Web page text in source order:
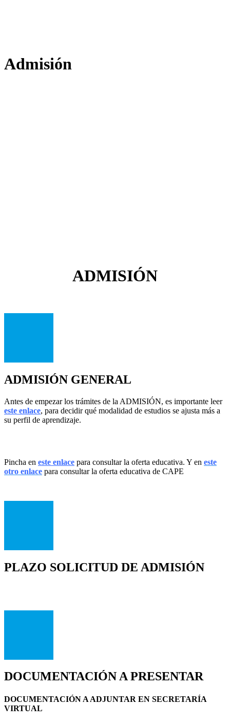
Admisión
ADMISIÓN
ADMISIÓN GENERAL
Antes de empezar los trámites de la ADMISIÓN, es importante leer
este enlace, para decidir qué modalidad de estudios se ajusta más a
su perfil de aprendizaje.
Pincha en este enlace para consultar la oferta educativa. Y en este
otro enlace para consultar la oferta educativa de CAPE
PLAZO SOLICITUD DE ADMISIÓN
DOCUMENTACIÓN A PRESENTAR
DOCUMENTACIÓN A ADJUNTAR EN SECRETARÍA
VIRTUAL